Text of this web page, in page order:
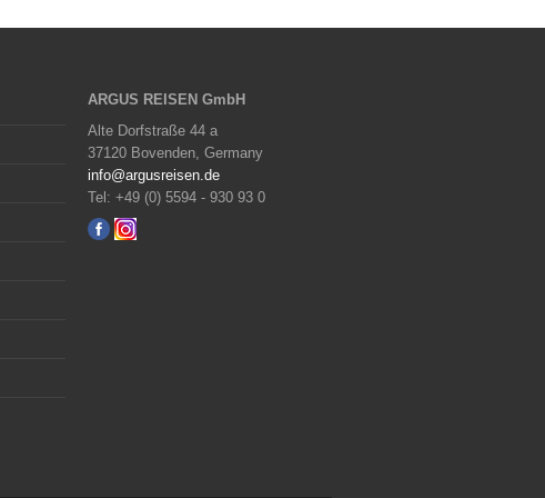
ARGUS REISEN GmbH
Alte Dorfstraße 44 a
37120 Bovenden, Germany
info@argusreisen.de
Tel: +49 (0) 5594 - 930 93 0